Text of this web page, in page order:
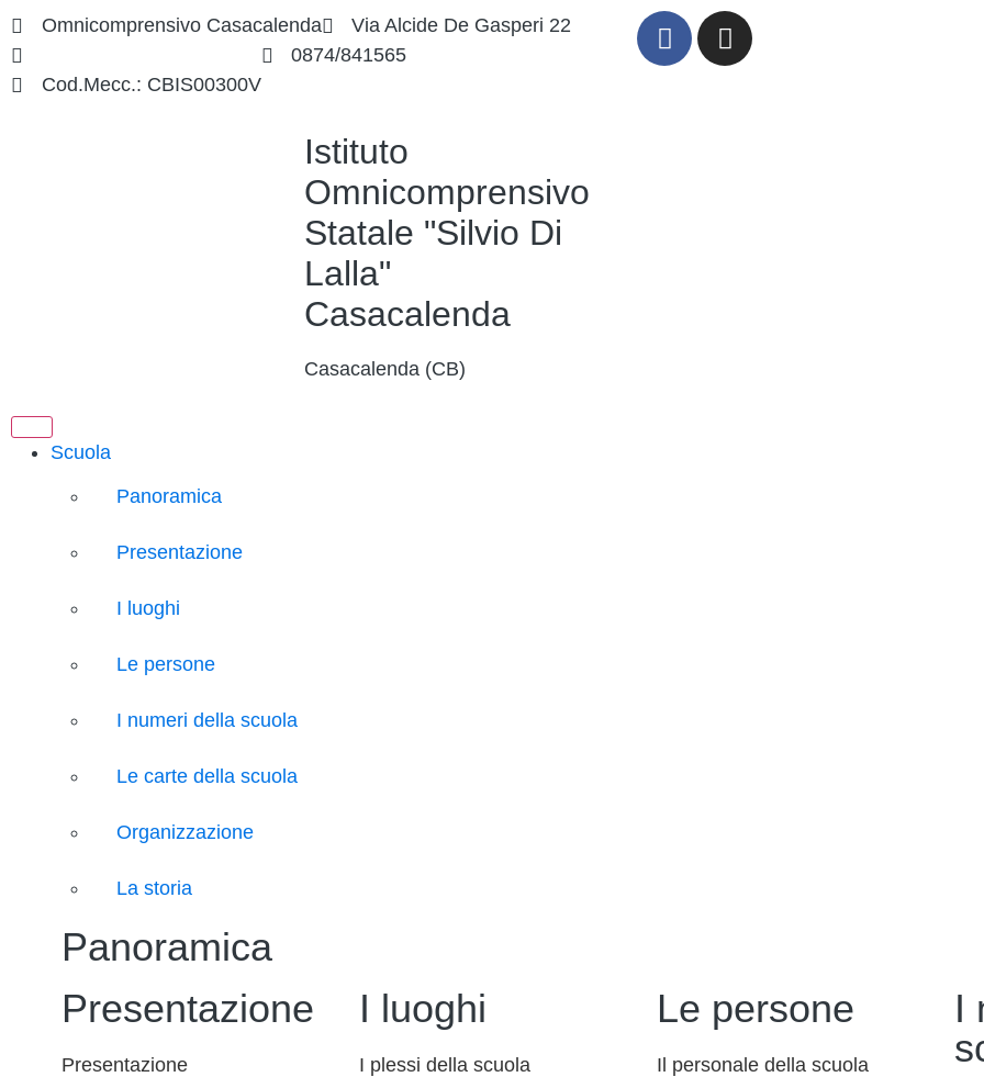
Omnicomprensivo Casacalenda
Via Alcide De Gasperi 22
0874/841565
Cod.Mecc.: CBIS00300V
Istituto
Omnicomprensivo
Statale "Silvio Di
Lalla"
Casacalenda
Casacalenda (CB)
Scuola
Panoramica
Presentazione
I luoghi
Le persone
I numeri della scuola
Le carte della scuola
Organizzazione
La storia
Panoramica
Presentazione
Presentazione
I luoghi
I plessi della scuola
Le persone
Il personale della scuola
I